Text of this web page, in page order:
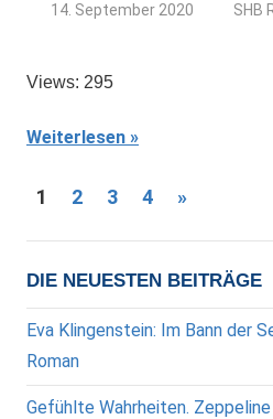
14. September 2020 SHB
Views: 295
Weiterlesen
der
Beiträge
1 2 3 4
Nächste
»
DIE NEUESTEN BEITRÄGE
Eva Klingenstein: Im Bann der
Roman
Gefühlte Wahrheiten.